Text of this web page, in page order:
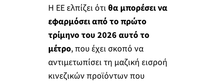
Η ΕΕ ελπίζει ότιθα μπορέσει να
εφαρμόσει από το πρώτο
τρίμηνο του 2026 αυτό το
μέτρο, που έχει σκοπό να
αντιμετωπίσει τη μαζική εισροή
κινεζικών προϊόντων που